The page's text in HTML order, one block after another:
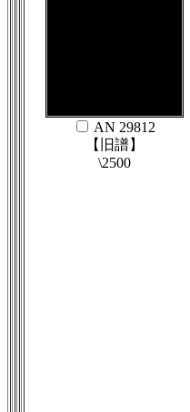
AN 29812
【旧譜】
\2500